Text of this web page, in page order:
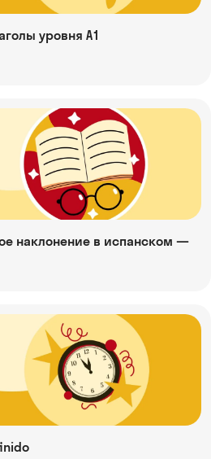
уровня A1
наклонение в испанском —